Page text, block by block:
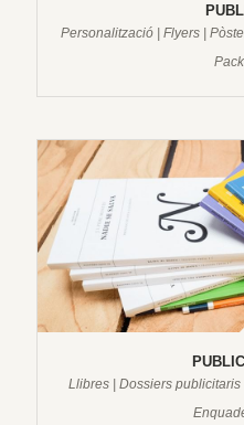
Personalització | Flyers |
Llibres | Dossiers publicitaris